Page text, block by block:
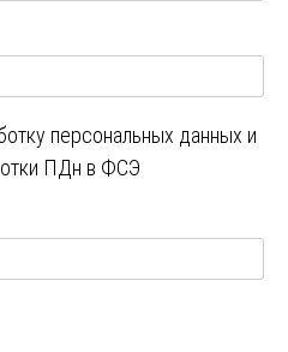
персональных данных и
ПДн в ФСЭ